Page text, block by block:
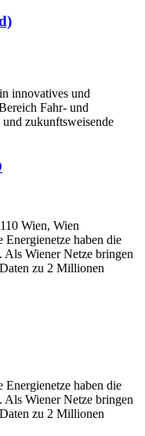
innovatives und
Fahr- und
zukunftsweisende
Wien, Wien
haben die
Wiener Netze bringen
zu 2 Millionen
haben die
Wiener Netze bringen
zu 2 Millionen